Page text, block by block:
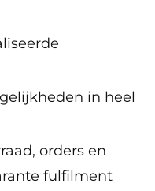
in heel
orders en
fulfilment